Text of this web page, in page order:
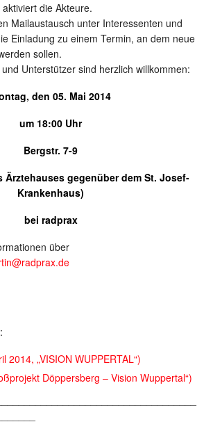
die Akteure.
Mailaustausch unter Interessenten und
Einladung zu einem Termin, an dem neue
sollen.
Unterstützer sind herzlich willkommen:
den 05. Mai 2014
um 18:00 Uhr
Bergstr. 7-9
Ärztehauses gegenüber dem St. Josef-
Krankenhaus)
bei radprax
über
2014, „VISION WUPPERTAL“)
Döppersberg – Vision Wuppertal“)